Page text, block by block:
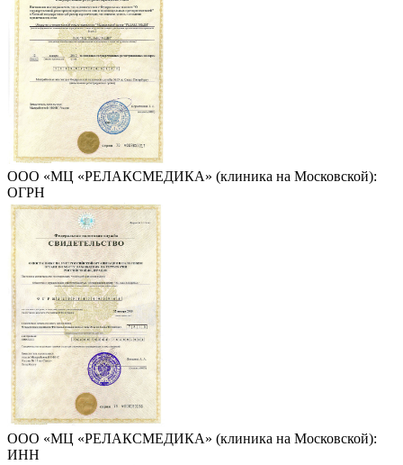
ООО «МЦ «РЕЛАКСМЕДИКА» (клиника на Московской):
ОГРН
ООО «МЦ «РЕЛАКСМЕДИКА» (клиника на Московской):
ИНН